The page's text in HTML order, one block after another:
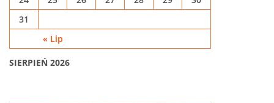
SIERPIEŃ 2026
« Lip
31